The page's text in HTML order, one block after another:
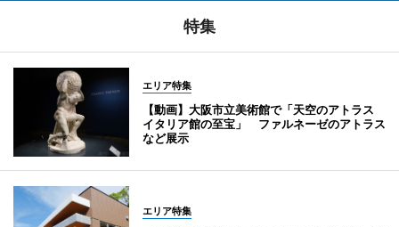
特集
エリア特集
【動画】大阪市立美術館で「天空のアトラス
イタリア館の至宝」 ファルネーゼのアトラス
など展示
エリア特集